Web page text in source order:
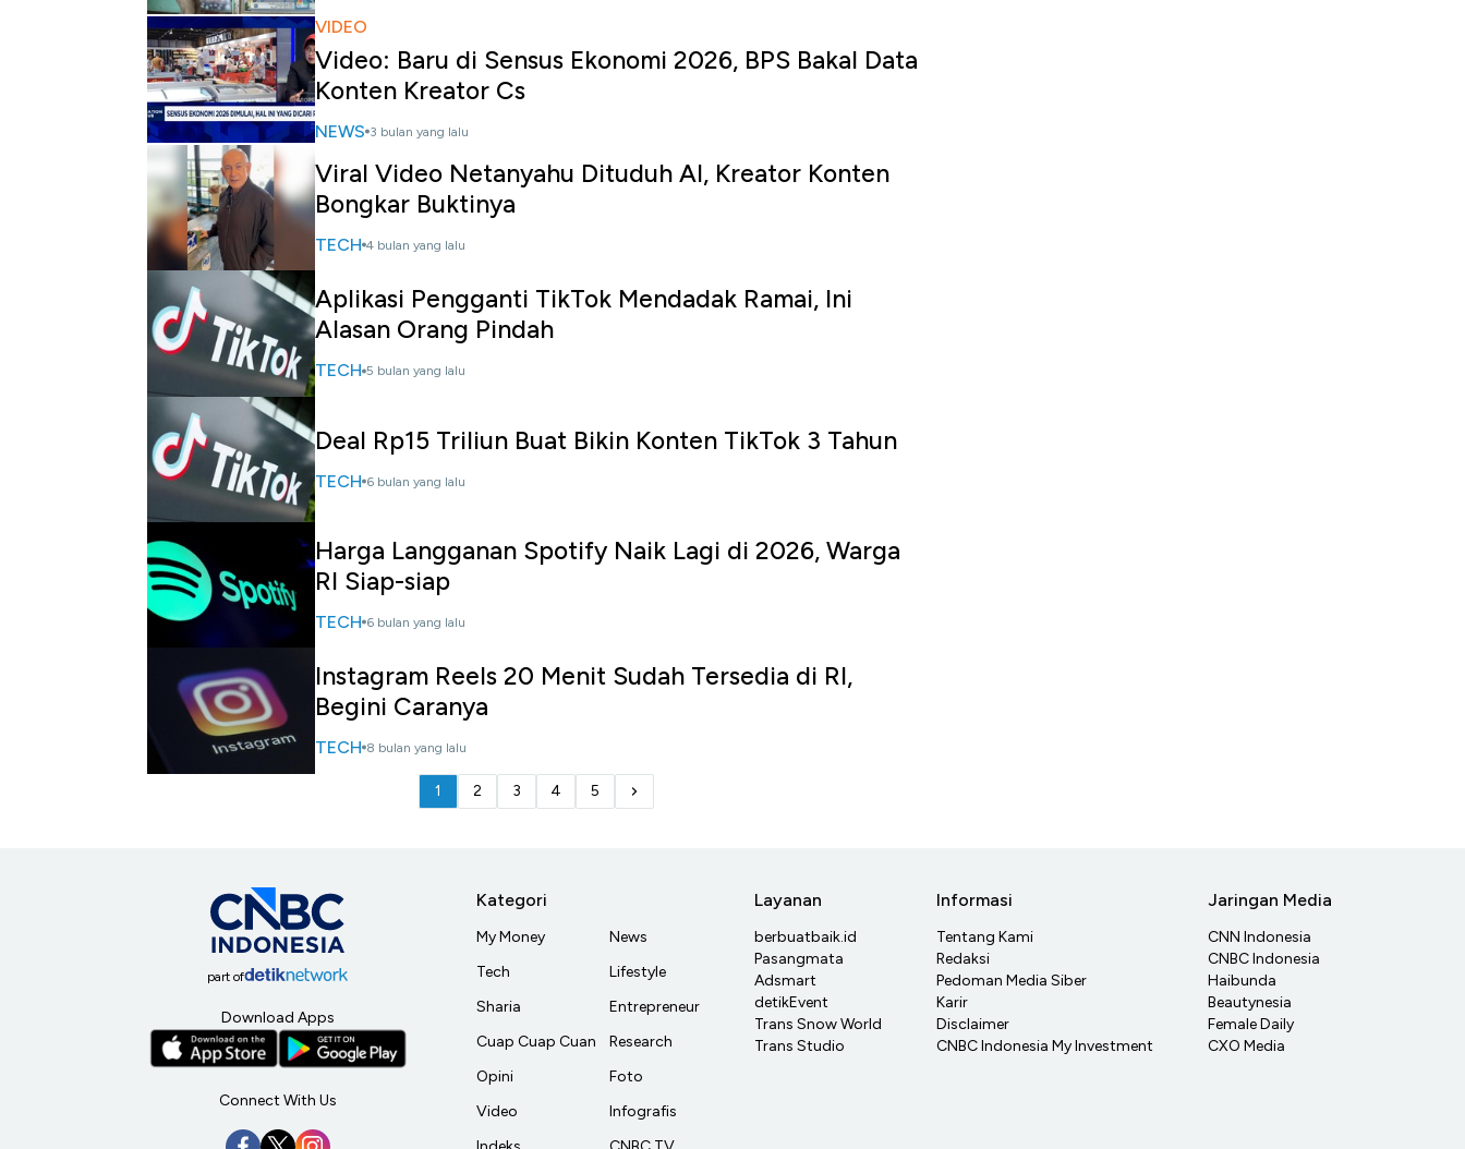
VIDEO
Video: Baru di Sensus Ekonomi 2026, BPS Bakal Data
Konten Kreator Cs
NEWS 3 bulan yang lalu
Viral Video Netanyahu Dituduh AI, Kreator Konten
Bongkar Buktinya
TECH 4 bulan yang lalu
Aplikasi Pengganti TikTok Mendadak Ramai, Ini
Alasan Orang Pindah
TECH 5 bulan yang lalu
Deal Rp15 Triliun Buat Bikin Konten TikTok 3 Tahun
TECH 6 bulan yang lalu
Harga Langganan Spotify Naik Lagi di 2026, Warga
RI Siap-siap
TECH 6 bulan yang lalu
Instagram Reels 20 Menit Sudah Tersedia di RI,
Begini Caranya
TECH 8 bulan yang lalu
1 2 3 4 5
part of
Download Apps
Connect With Us
Kategori
My Money
Tech
Sharia
Cuap Cuap Cuan
Opini
Video
News
Lifestyle
Entrepreneur
Research
Foto
Infografis
Layanan
berbuatbaik.id
Pasangmata
Adsmart
detikEvent
Trans Snow World
Trans Studio
Informasi
Tentang Kami
Redaksi
Pedoman Media Siber
Karir
Disclaimer
CNBC Indonesia My Investment
Jaringan Media
CNN Indonesia
CNBC Indonesia
Haibunda
Beautynesia
Female Daily
CXO Media